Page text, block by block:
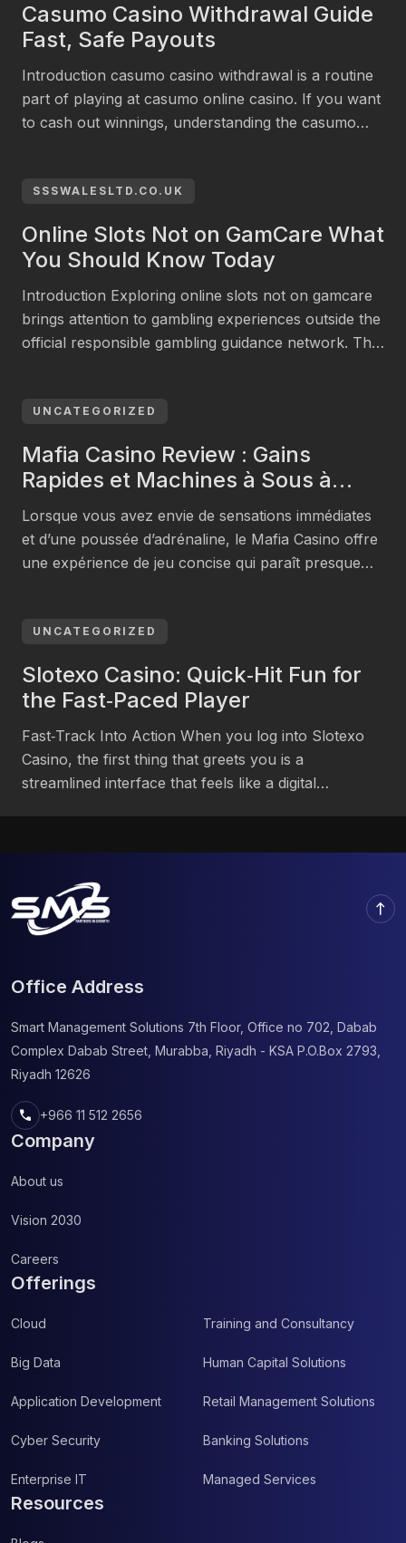
Casumo Casino Withdrawal Guide
Fast, Safe Payouts
Introduction casumo casino withdrawal is a routine
part of playing at casumo online casino. If you want
to cash out winnings, understanding the casumo
verification steps, and safety tips to make casumo
Concept The core […]
SSSWALESLTD.CO.UK
Online Slots Not on GamCare What
You Should Know Today
Introduction Exploring online slots not on gamcare
brings attention to gambling experiences outside the
official responsible gambling guidance network. This
sites with care. By outlining risks, safety tips, and
with online slots […]
UNCATEGORIZED
Mafia Casino Review : Gains
Rapides et Machines à Sous à
Haute Intensité
Lorsque vous avez envie de sensations immédiates
et d’une poussée d’adrénaline, le Mafia Casino offre
une expérience de jeu concise qui paraît presque
plonger directement dans l’action, faire tourner une
déconnecter […]
UNCATEGORIZED
Slotexo Casino: Quick‑Hit Fun for
the Fast‑Paced Player
Fast‑Track Into Action When you log into Slotexo
Casino, the first thing that greets you is a
streamlined interface that feels like a digital
new titles and a “Play Now” button that jumps
straight into the action—no long menus, no […]
north
Office Address
Smart Management Solutions 7th Floor, Office no 702, Dabab
Complex Dabab Street, Murabba, Riyadh - KSA P.O.Box 2793,
Riyadh 12626
call +966 11 512 2656
Company
About us
Vision 2030
Careers
Offerings
Cloud
Big Data
Application Development
Cyber Security
Enterprise IT
Training and Consultancy
Human Capital Solutions
Retail Management Solutions
Banking Solutions
Managed Services
Resources